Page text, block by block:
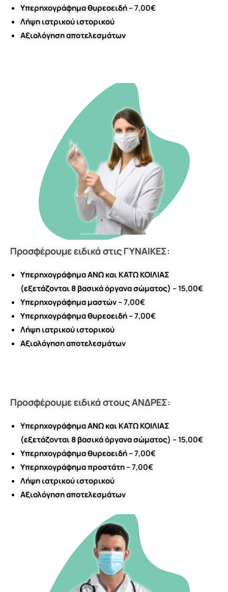
Υπερηχογράφημα θυρεοειδή –7,00€
Λήψη ιατρικού ιστορικού
Αξιολόγηση αποτελεσμάτων
Προσφέρουμε ειδικά στις ΓΥΝΑΙΚΕΣ:
Υπερηχογράφημα ΑΝΩ και ΚΑΤΩ ΚΟΙΛΙΑΣ
(εξετάζονται 8 βασικά όργανα σώματος) –15,00€
Υπερηχογράφημα μαστών –7,00€
Υπερηχογράφημα θυρεοειδή –7,00€
Λήψη ιατρικού ιστορικού
Αξιολόγηση αποτελεσμάτων
Προσφέρουμε ειδικά στους ΑΝΔΡΕΣ:
Υπερηχογράφημα ΑΝΩ και ΚΑΤΩ ΚΟΙΛΙΑΣ
(εξετάζονται 8 βασικά όργανα σώματος) –15,00€
Υπερηχογράφημα θυρεοειδή –7,00€
Υπερηχογράφημα προστάτη –7,00€
Λήψη ιατρικού ιστορικού
Αξιολόγηση αποτελεσμάτων